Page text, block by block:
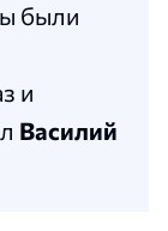
были
и
Василий